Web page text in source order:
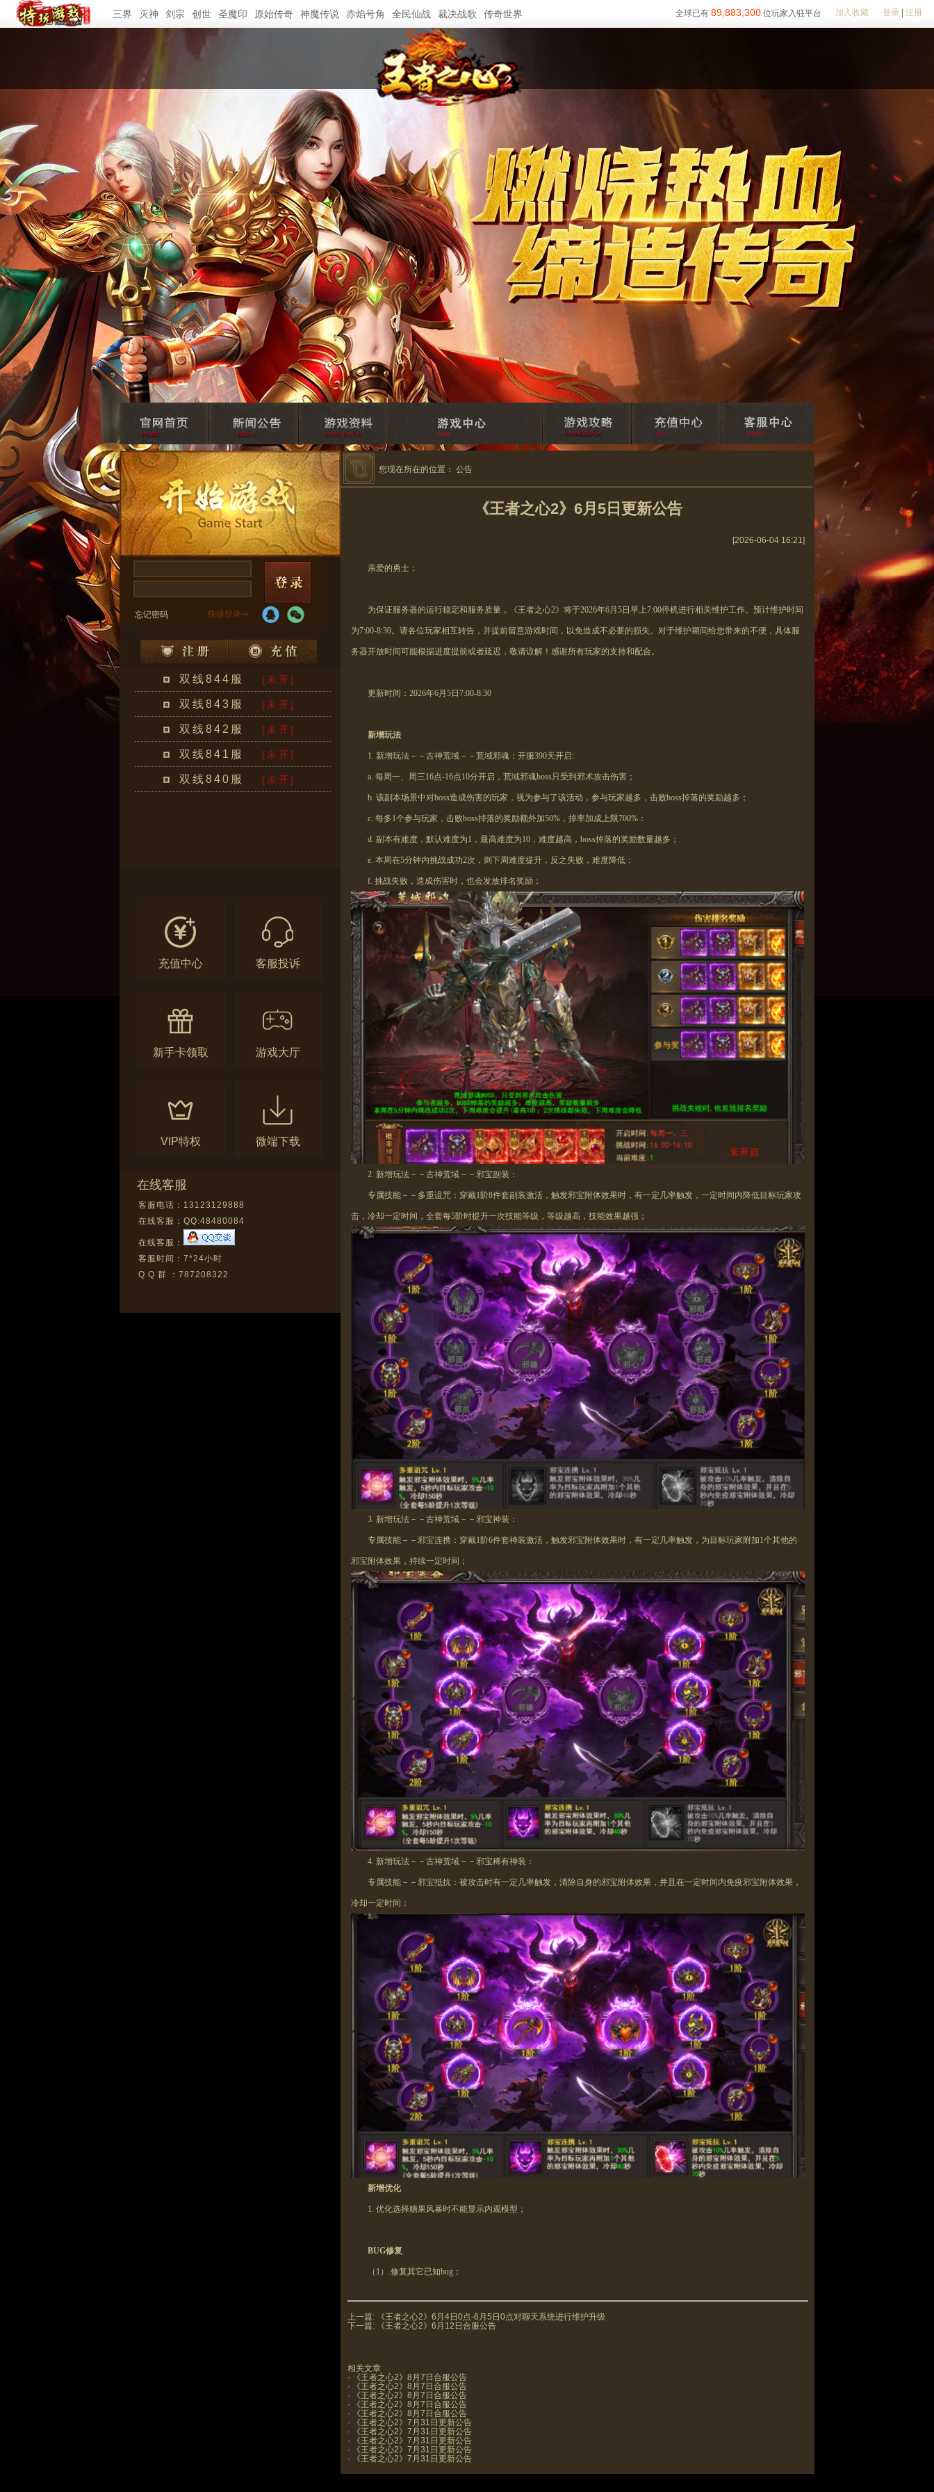
三界 灭神 剑宗 创世 圣魔印 原始传奇 神魔传说 赤焰号角 全民仙战 裁决战歌 传奇世界 全球已有 89,883,300 位玩家入驻平台 加入收藏 登录 注册
双线844服 [未开]
双线843服 [未开]
双线842服 [未开]
双线841服 [未开]
双线840服 [未开]
充值中心 客服投诉
新手卡领取 游戏大厅
VIP特权 微端下载
在线客服
客服电话：13123129888
在线客服： QQ:48480084
在线客服：
客服时间：7*24小时
Q Q 群 ：787208322
您现在所在的位置： 公告
《王者之心2》6月5日更新公告
[2026-06-04 16:21]
亲爱的勇士：
为保证服务器的运行稳定和服务质量，《王者之心2》将于2026年6月5日早上7:00停机进行相关维护工作。预计维护时间
为7:00-8:30。请各位玩家相互转告，并提前留意游戏时间，以免造成不必要的损失。对于维护期间给您带来的不便，具体服
务器开放时间可能根据进度提前或者延迟，敬请谅解！感谢所有玩家的支持和配合。
更新时间：2026年6月5日 7:00-8:30
新增玩法
1. 新增玩法－－古神荒域－－荒域邪魂： 开服390天开启:
a. 每周一、周三16点-16点10分开启 ，荒域邪魂boss只受到 邪术攻击伤害；
b. 该副本场景中对boss造成伤害的玩家，视为参与了该活动，参与玩家越多， 击败boss掉落的奖励越多；
c. 每多1个参与玩家，击败boss掉落的奖励额外加50%，掉率加成上限700%：
d. 副本有难度，默认难度为1，最高难度为10，难度越高，boss掉落的奖励数量越多；
e. 本周在5分钟内挑战成功2次，则下周难度提升，反之失败，难度降低；
f. 挑战失败， 造成伤害时，也会发放排名奖励；
2. 新增玩法－－古神荒域－－邪宝副装：
专属技能－－多重诅咒： 穿戴1阶8件套副装激活， 触发邪宝附体效果时，有一定几率触发，一定时间内降低目标玩家攻
击，冷却一定时间， 全套每5阶时提升一次技能等级，等级越高，技能效果越强；
3. 新增玩法－－古神荒域－－邪宝神装：
专属技能－－邪宝连携： 穿戴1阶6件套神装激活， 触发邪宝附体效果时，有一定几率触发，为目标玩家附加1个其他的
邪宝附体效果， 持续一定时间；
4. 新增玩法－－古神荒域－－邪宝稀有神装：
专属技能－－邪宝抵抗：被攻击时有一定几率触发， 清除自身的邪宝附体效果，并且在一定时间内免疫邪宝附体效果，
冷却一定时间：
新增优化
1. 优化选择糖果风暴时不能显示内观模型；
BUG修复
（1） .修复其它已知bug ；
上一篇:
《王者之心2》6月4日0点-6月5日0点对聊天系统进行维护升级
下一篇:
《王者之心2》6月12日合服公告
相关文章
·
《王者之心2》8月7日合服公告
·
《王者之心2》8月7日合服公告
·
《王者之心2》8月7日合服公告
·
《王者之心2》8月7日合服公告
·
《王者之心2》8月7日合服公告
·
《王者之心2》7月31日更新公告
·
《王者之心2》7月31日更新公告
·
《王者之心2》7月31日更新公告
·
《王者之心2》7月31日更新公告
·
《王者之心2》7月31日更新公告